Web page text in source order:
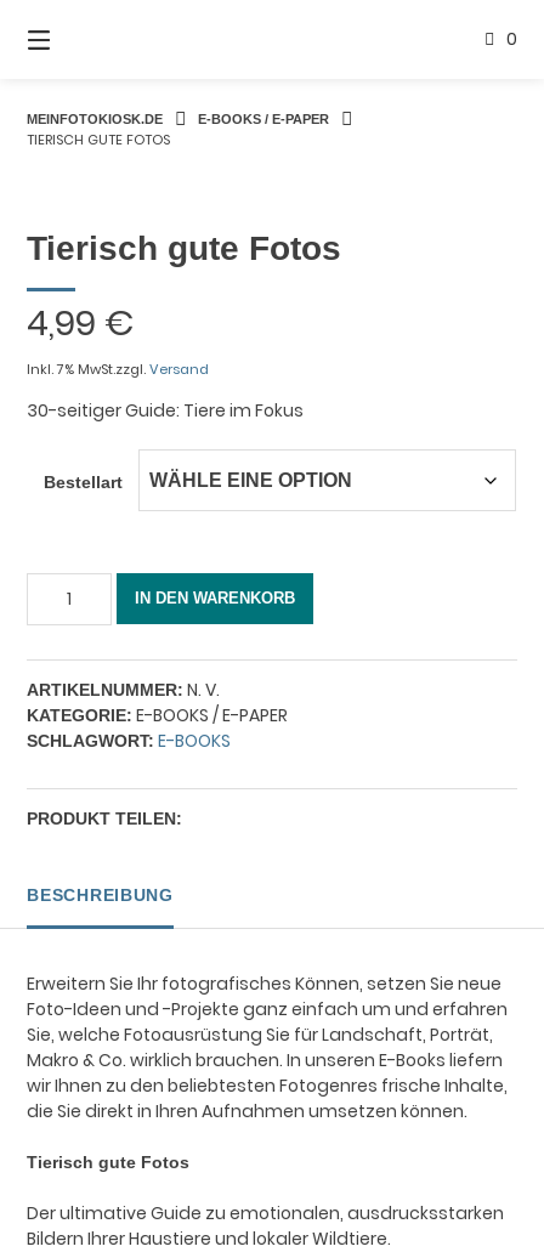
zum
0
MEINFOTOKIOSK.DE E-BOOKS / E-PAPER
TIERISCH GUTE FOTOS
Tierisch gute Fotos
4,99 €
Inkl. 7% MwSt.zzgl.Versand
30-seitiger Guide: Tiere im Fokus
Bestellart
Menge
IN DEN WARENKORB
ARTIKELNUMMER: N. V.
KATEGORIE: E-BOOKS / E-PAPER
SCHLAGWORT: E-BOOKS
PRODUKT TEILEN:
BESCHREIBUNG
Erweitern Sie Ihr fotografisches Können, setzen Sie neue
Foto-Ideen und -Projekte ganz einfach um und erfahren
Sie, welche Fotoausrüstung Sie für Landschaft, Porträt,
Makro & Co. wirklich brauchen. In unseren E-Books liefern
wir Ihnen zu den beliebtesten Fotogenres frische Inhalte,
die Sie direkt in Ihren Aufnahmen umsetzen können.
Tierisch gute Fotos
Der ultimative Guide zu emotionalen, ausdrucksstarken
Bildern Ihrer Haustiere und lokaler Wildtiere.